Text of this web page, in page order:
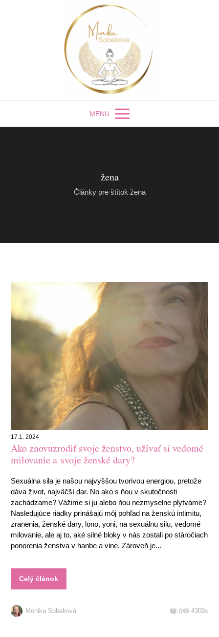
MENU
žena
Články pre štítok žena
17.1. 2024
Ako znovuzrodiť svoje ženstvo, užívať si vedomé
milovanie a svoje ženské dary?
Sexuálna sila je našou najvyššou tvorivou energiou, pretože
dáva život, najväčší dar. No ako s ňou v skutočnosti
zachádzame? Vážime si ju alebo ňou nezmyselne plytváme?
Nasledujúce riadky prinášajú môj pohľad na ženskú intimitu,
zranenia, ženské dary, lono, yoni, na sexuálnu silu, vedomé
milovanie, ale aj to, aké silné bloky v nás zostali po stáročiach
ponorenia ženstva v hanbe a vine. Zároveň je...
Celý článok
Monika Sobeková 0 4309x